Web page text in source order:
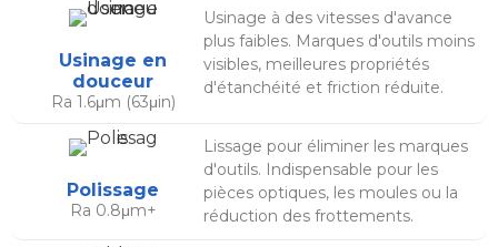
Usinage en
douceur
Ra 1.6μm (63μin)
Usinage à des vitesses d'avance
plus faibles. Marques d'outils moins
visibles, meilleures propriétés
d'étanchéité et friction réduite.
Polissage
Ra 0.8μm+
Lissage pour éliminer les marques
d'outils. Indispensable pour les
pièces optiques, les moules ou la
réduction des frottements.